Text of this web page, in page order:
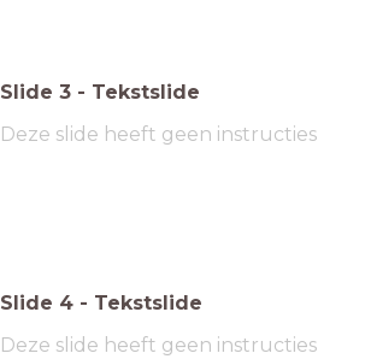
Slide 3 - Tekstslide
Deze slide heeft geen instructies
Slide 4 - Tekstslide
Deze slide heeft geen instructies